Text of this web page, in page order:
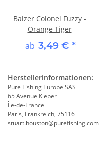
Balzer Colonel Fuzzy -
Orange Tiger
ab 3,49 € *
Herstellerinformationen:
Pure Fishing Europe SAS
65 Avenue Kleber
Île-de-France
Paris, Frankreich, 75116
stuart.houston@purefishing.com